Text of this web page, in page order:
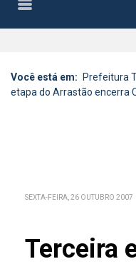
Você está em: Prefeitura
etapa do Arrastão
SEXTA-FEIRA, 26 OUTUBRO 2007
Terceira